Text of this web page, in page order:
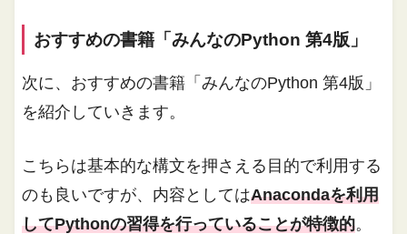
おすすめの書籍「みんなのPython 第4版」
次に、おすすめの書籍「みんなのPython 第4版」
を紹介していきます。
こちらは基本的な構文を押さえる目的で利用する
のも良いですが、内容としてはAnacondaを利用
してPythonの習得を行っていることが特徴的。